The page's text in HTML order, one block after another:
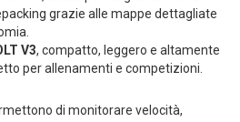
grazie alle mappe dettagliate
V3, compatto, leggero e altamente
per allenamenti e competizioni.
di monitorare velocità,